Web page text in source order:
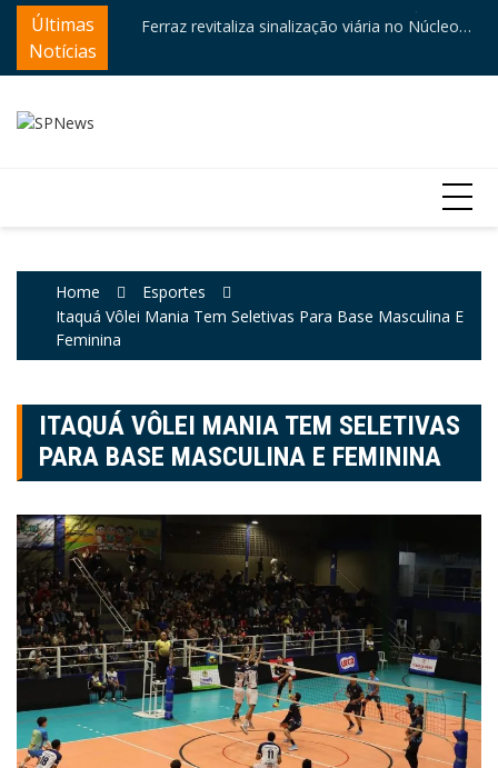
Skip
content
Últimas
Notícias
destaques
Ferraz revitaliza sinalização viária no Núcleo
Home
Esportes
Itaquá Vôlei Mania Tem Seletivas Para Base Masculina E
Feminina
ITAQUÁ VÔLEI MANIA TEM SELETIVAS
PARA BASE MASCULINA E FEMININA